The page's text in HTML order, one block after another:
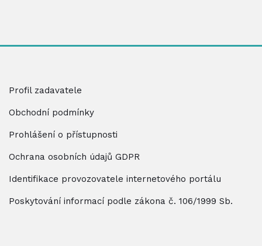
Profil zadavatele
Obchodní podmínky
Prohlášení o přístupnosti
Ochrana osobních údajů GDPR
Identifikace provozovatele internetového portálu
Poskytování informací podle zákona č. 106/1999 Sb.